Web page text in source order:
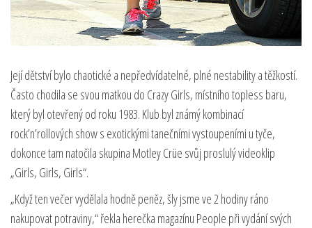
Její dětství bylo chaotické a nepředvídatelné, plné nestability a těžkostí.
Často chodila se svou matkou do Crazy Girls, místního topless baru,
který byl otevřený od roku 1983. Klub byl známý kombinací
rock’n’rollových show s exotickými tanečními vystoupeními u tyče,
dokonce tam natočila skupina Motley Crüe svůj proslulý videoklip
„Girls, Girls, Girls“.
„Když ten večer vydělala hodně peněz, šly jsme ve 2 hodiny ráno
nakupovat potraviny,“ řekla herečka magazínu People při vydání svých